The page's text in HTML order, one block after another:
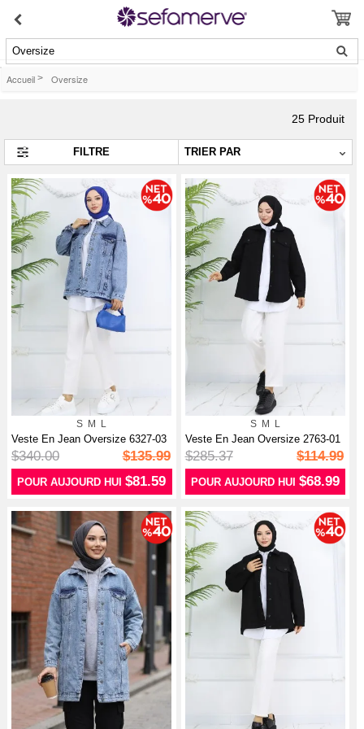
Oversize
Accueil > Oversize
25 Produit
FILTRE
S M L
Veste En Jean Oversize 6327-03
Bleu
$340.00 $135.99
POUR AUJOURD HUI$81.59
S M L
Veste En Jean Oversize 2763-01
Noir
$285.37 $114.99
POUR AUJOURD HUI $68.99